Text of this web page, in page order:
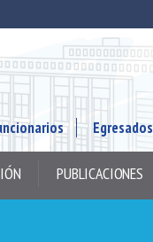
Egresados
PUBLICACIONES